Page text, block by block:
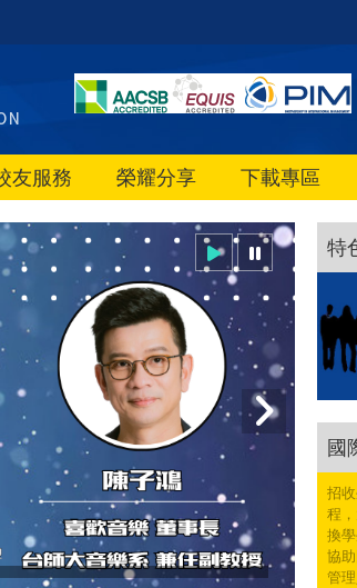
友服務 榮耀分享 下載專區
特
國
招
程
換
協
管理